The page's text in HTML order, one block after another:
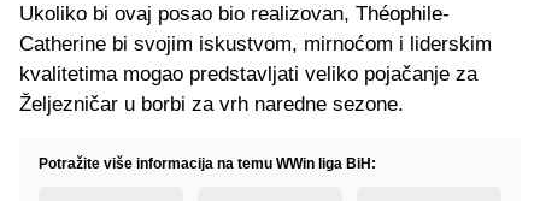
Ukoliko bi ovaj posao bio realizovan, Théophile-
Catherine bi svojim iskustvom, mirnoćom i liderskim
kvalitetima mogao predstavljati veliko pojačanje za
Željezničar u borbi za vrh naredne sezone.
Potražite više informacija na temu WWin liga BiH: